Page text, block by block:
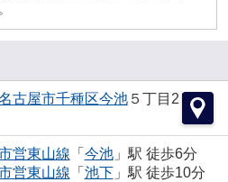
古屋市千種区今池５丁目2
営東山線 「 今池」駅 徒歩6分
営東山線 「 池下」駅 徒歩10分